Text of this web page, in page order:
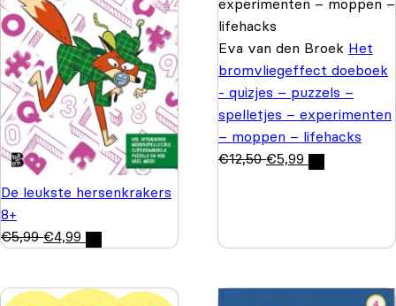
De leukste hersenkrakers
8+
€5,99 €4,99
Eva van den Broek Het
bromvliegeffect doeboek
- quizjes – puzzels –
spelletjes – experimenten
– moppen – lifehacks
€12,50 €5,99